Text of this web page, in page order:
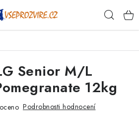
Senior M/L
12kg
Podrobnosti hodnocení